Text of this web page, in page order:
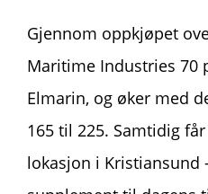
Gjennom oppkjøpet
Maritime Industries 70
Elmarin, og øker med
165 til 225. Samtidig
lokasjon i Kristiansund